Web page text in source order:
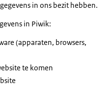
in ons bezit hebben.
in Piwik:
(apparaten, browsers,
te komen